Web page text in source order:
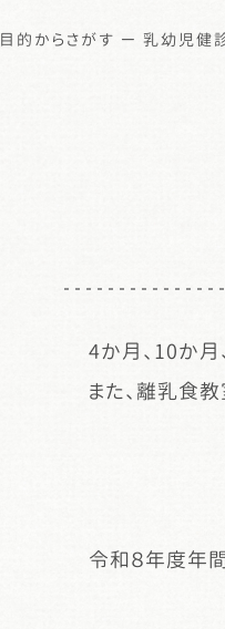
目的からさがす ー乳幼児健
4か月、10か月
また、離乳食
令和８年度年